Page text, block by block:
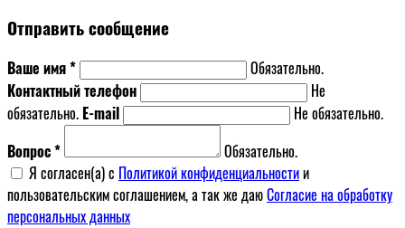
Отправить сообщение
Ваше имя *
Обязательно.
Контактный телефон
Не
обязательно. E-mail
Не обязательно.
Вопрос *
Обязательно.
Я согласен(a) с Политикой конфиденциальностии
пользовательским соглашением, а так же даюСогласие на обработку
персональных данных